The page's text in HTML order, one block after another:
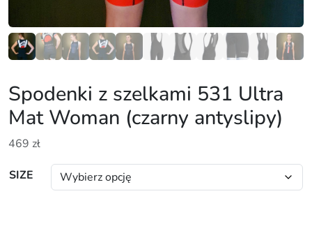
Spodenki z szelkami 531 Ultra
Mat Woman (czarny antyslipy)
469 zł
SIZE